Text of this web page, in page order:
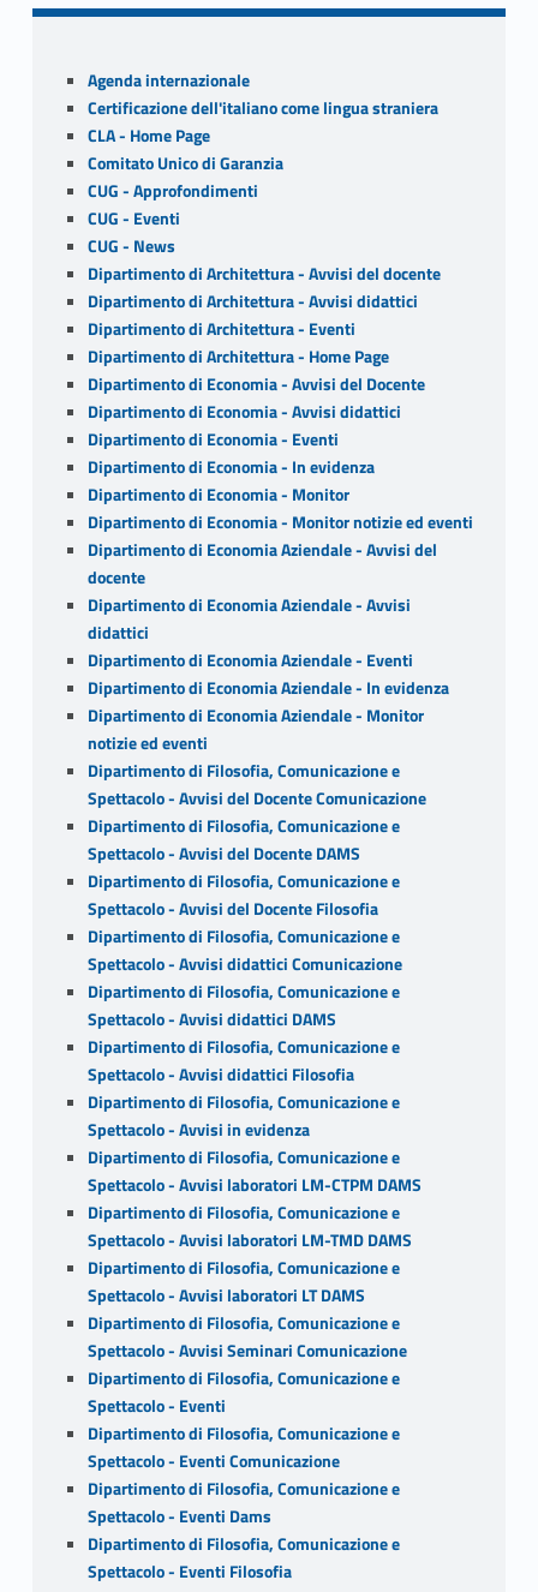
o
o
k
er l e
Sidebar
Agenda internazionale
Certificazione dell'italiano come lingua straniera
CLA - Home Page
Comitato Unico di Garanzia
CUG - Approfondimenti
CUG - Eventi
CUG - News
Dipartimento di Architettura - Avvisi del docente
Dipartimento di Architettura - Avvisi didattici
Dipartimento di Architettura - Eventi
Dipartimento di Architettura - Home Page
Dipartimento di Economia - Avvisi del Docente
Dipartimento di Economia - Avvisi didattici
Dipartimento di Economia - Eventi
Dipartimento di Economia - In evidenza
Dipartimento di Economia - Monitor
Dipartimento di Economia - Monitor notizie ed eventi
Dipartimento di Economia Aziendale - Avvisi del
docente
Dipartimento di Economia Aziendale - Avvisi
didattici
Dipartimento di Economia Aziendale - Eventi
Dipartimento di Economia Aziendale - In evidenza
Dipartimento di Economia Aziendale - Monitor
notizie ed eventi
Dipartimento di Filosofia, Comunicazione e
Spettacolo - Avvisi del Docente Comunicazione
Dipartimento di Filosofia, Comunicazione e
Spettacolo - Avvisi del Docente DAMS
Dipartimento di Filosofia, Comunicazione e
Spettacolo - Avvisi del Docente Filosofia
Dipartimento di Filosofia, Comunicazione e
Spettacolo - Avvisi didattici Comunicazione
Dipartimento di Filosofia, Comunicazione e
Spettacolo - Avvisi didattici DAMS
Dipartimento di Filosofia, Comunicazione e
Spettacolo - Avvisi didattici Filosofia
Dipartimento di Filosofia, Comunicazione e
Spettacolo - Avvisi in evidenza
Dipartimento di Filosofia, Comunicazione e
Spettacolo - Avvisi laboratori LM-CTPM DAMS
Dipartimento di Filosofia, Comunicazione e
Spettacolo - Avvisi laboratori LM-TMD DAMS
Dipartimento di Filosofia, Comunicazione e
Spettacolo - Avvisi laboratori LT DAMS
Dipartimento di Filosofia, Comunicazione e
Spettacolo - Avvisi Seminari Comunicazione
Dipartimento di Filosofia, Comunicazione e
Spettacolo - Eventi
Dipartimento di Filosofia, Comunicazione e
Spettacolo - Eventi Comunicazione
Dipartimento di Filosofia, Comunicazione e
Spettacolo - Eventi Dams
Dipartimento di Filosofia, Comunicazione e
Spettacolo - Eventi Filosofia